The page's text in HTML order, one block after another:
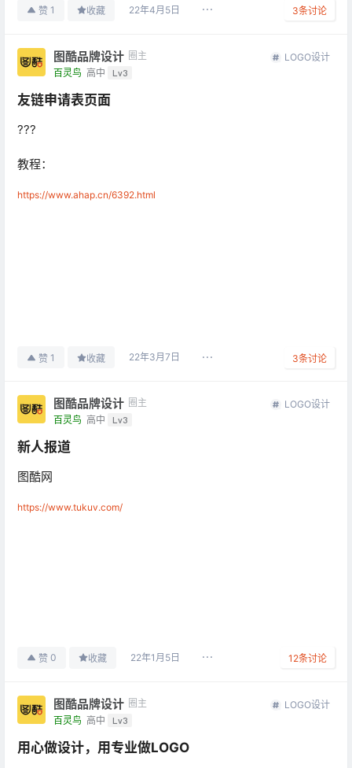
赞 1 收藏 22年4月5日 3条讨论
图酷品牌设计 圈主
百灵鸟 高中 Lv3
LOGO设计
友链申请表页面
???
教程：
https://www.ahap.cn/6392.html
赞 1 收藏 22年3月7日 3条讨论
图酷品牌设计 圈主
百灵鸟 高中 Lv3
LOGO设计
新人报道
图酷网
https://www.tukuv.com/
赞 0 收藏 22年1月5日 12条讨论
图酷品牌设计 圈主
百灵鸟 高中 Lv3
LOGO设计
用心做设计，用专业做LOGO